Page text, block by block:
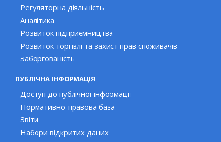
Регуляторна діяльність
Аналітика
Розвиток підприємництва
Розвиток торгівлі та захист прав споживачів
Заборгованість
ПУБЛІЧНА ІНФОРМАЦІЯ
Доступ до публічної інформації
Нормативно-правова база
Звіти
Набори відкритих даних